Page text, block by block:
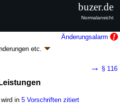
Änderungsalarm
etc.
III)
594, 595; zuletzt geändert durch
Sozialgesetzbuch
→ § 116
wird in5 Vorschriften zitiert
buzer.de
Normalansicht